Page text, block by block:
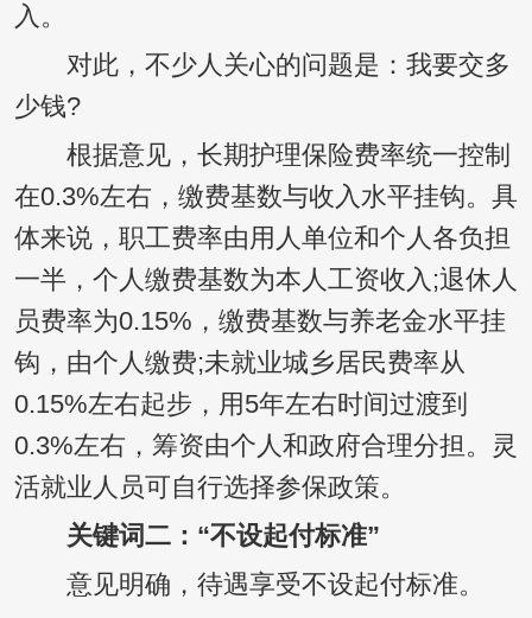
入。
对此，不少人关心的问题是：我要交多
少钱?
根据意见，长期护理保险费率统一控制
在0.3%左右，缴费基数与收入水平挂钩。具
体来说，职工费率由用人单位和个人各负担
一半，个人缴费基数为本人工资收入;退休人
员费率为0.15%，缴费基数与养老金水平挂
钩，由个人缴费;未就业城乡居民费率从
0.15%左右起步，用5年左右时间过渡到
0.3%左右，筹资由个人和政府合理分担。灵
活就业人员可自行选择参保政策。
关键词二：“不设起付标准”
意见明确，待遇享受不设起付标准。